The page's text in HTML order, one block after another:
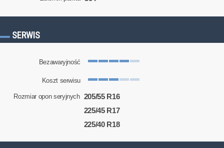
SERWIS
Bezawaryjność
Koszt serwisu
Rozmiar opon seryjnych 205/55 R16
225/45 R17
225/40 R18